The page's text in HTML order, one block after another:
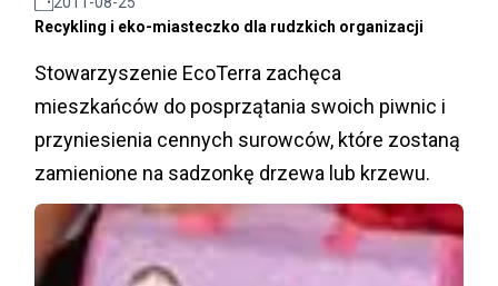
Recykling i eko-miasteczko dla rudzkich organizacji
Stowarzyszenie EcoTerra zachęca
mieszkańców do posprzątania swoich piwnic i
przyniesienia cennych surowców, które zostaną
zamienione na sadzonkę drzewa lub krzewu.